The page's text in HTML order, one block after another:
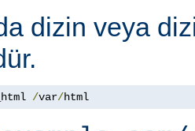
dizin veya
/var/html